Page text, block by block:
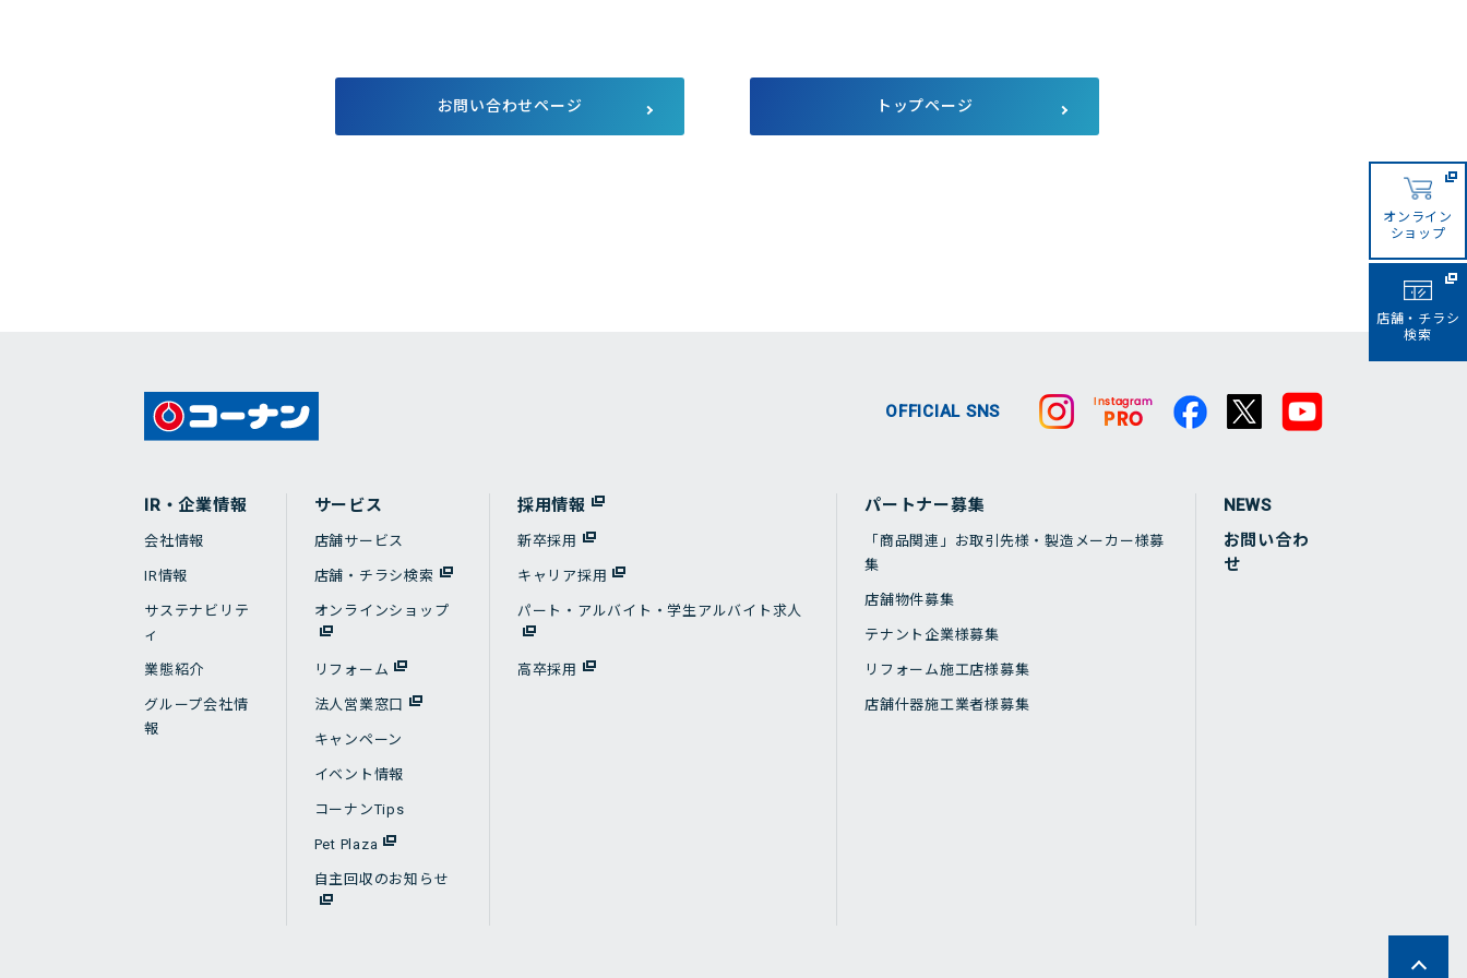
電子公告
個人投資家向け説明会
メディア等における当社のサス
コーナンTips Pet Plaza
お問い合わせページ トップページ
オンライン
ショップ
店舗・チラシ
検索
OFFICIAL SNS
IR・企業情報
会社情報
IR情報
サステナビリテ
ィ
業態紹介
グループ会社情
報
サービス
店舗サービス
店舗・チラシ検索
オンラインショップ
リフォーム
法人営業窓口
キャンペーン
イベント情報
コーナンTips
Pet Plaza
自主回収のお知らせ
採用情報
新卒採用
キャリア採用
パート・アルバイト・学生アルバイト求人
高卒採用
パートナー募集
「商品関連」お取引先様・製造メーカー様募
集
店舗物件募集
テナント企業様募集
リフォーム施工店様募集
店舗什器施工業者様募集
NEWS
お問い合わ
せ